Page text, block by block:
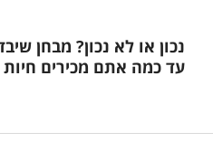
נכון או לא נכון? מבחן
עד כמה אתם מכירים חיות